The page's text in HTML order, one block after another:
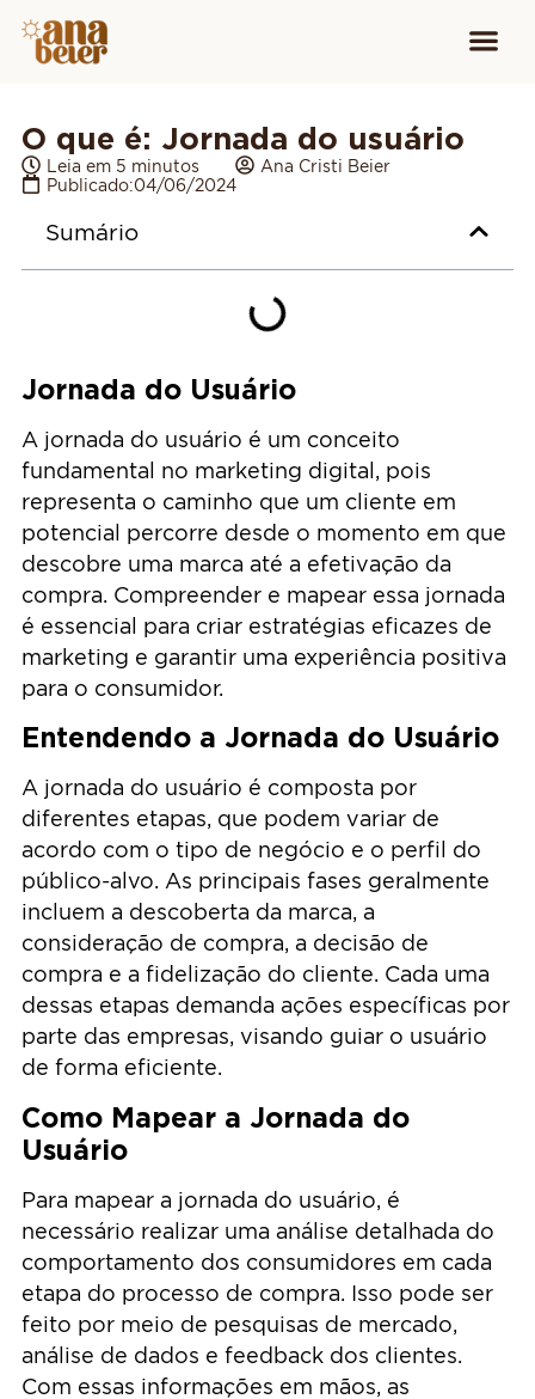
O que é: Jornada do usuário
Leia em 5 minutos
Ana Cristi Beier
Publicado:04/06/2024
Sumário
Jornada do Usuário
A jornada do usuário é um conceito
fundamental no marketing digital, pois
representa o caminho que um cliente em
potencial percorre desde o momento em que
descobre uma marca até a efetivação da
compra. Compreender e mapear essa jornada
é essencial para criar estratégias eficazes de
marketing e garantir uma experiência positiva
para o consumidor.
Entendendo a Jornada do Usuário
A jornada do usuário é composta por
diferentes etapas, que podem variar de
acordo com o tipo de negócio e o perfil do
público-alvo. As principais fases geralmente
incluem a descoberta da marca, a
consideração de compra, a decisão de
compra e a fidelização do cliente. Cada uma
dessas etapas demanda ações específicas por
parte das empresas, visando guiar o usuário
de forma eficiente.
Como Mapear a Jornada do
Usuário
Para mapear a jornada do usuário, é
necessário realizar uma análise detalhada do
comportamento dos consumidores em cada
etapa do processo de compra. Isso pode ser
feito por meio de pesquisas de mercado,
análise de dados e feedback dos clientes.
Com essas informações em mãos, as